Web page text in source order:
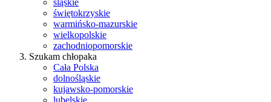
śląskie
świętokrzyskie
warmińsko-mazurskie
wielkopolskie
zachodniopomorskie
Szukam chłopaka
Cała Polska
dolnośląskie
kujawsko-pomorskie
lubelskie